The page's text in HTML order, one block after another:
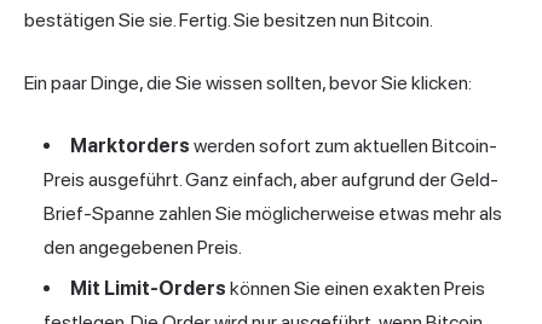
bestätigen Sie sie. Fertig. Sie besitzen nun Bitcoin.
Ein paar Dinge, die Sie wissen sollten, bevor Sie klicken:
Marktorders werden sofort zum aktuellen Bitcoin-
Preis ausgeführt. Ganz einfach, aber aufgrund der Geld-
Brief-Spanne zahlen Sie möglicherweise etwas mehr als
den angegebenen Preis.
Mit Limit-Orders können Sie einen exakten Preis